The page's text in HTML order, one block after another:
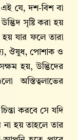
যে, দশ-বিশ বা
সৃষ্টি করা হয়
যার ফলে তারা
ঔষুধ, পোশাক ও
হয়, উদ্ভিদের
অস্তিত্বলাভের
করবে সে যদি
না হয় তাহলে তার